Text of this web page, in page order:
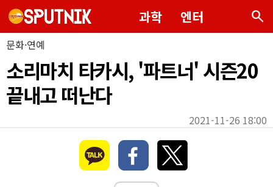
과학 엔터 search
문화·연예
소리마치 타카시, '파트너' 시즌20
끝내고 떠난다
2021-11-26 18:00